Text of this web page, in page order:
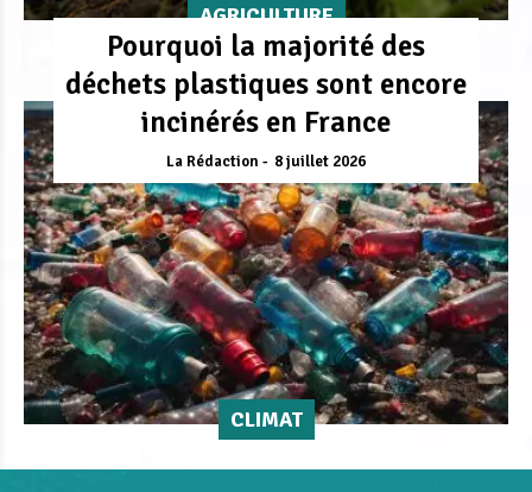
AGRICULTURE
Pourquoi la majorité des
déchets plastiques sont encore
incinérés en France
La Rédaction 8 juillet 2026
CLIMAT